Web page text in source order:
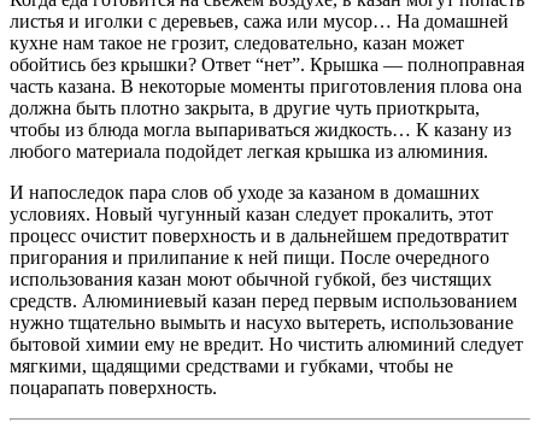
листья и иголки с деревьев, сажа или мусор… На домашней
кухне нам такое не грозит, следовательно, казан может
обойтись без крышки? Ответ “нет”. Крышка — полноправная
часть казана. В некоторые моменты приготовления плова она
должна быть плотно закрыта, в другие чуть приоткрыта,
чтобы из блюда могла выпариваться жидкость… К казану из
любого материала подойдет легкая крышка из алюминия.
И напоследок пара слов об уходе за казаном в домашних
условиях. Новый чугунный казан следует прокалить, этот
процесс очистит поверхность и в дальнейшем предотвратит
пригорания и прилипание к ней пищи. После очередного
использования казан моют обычной губкой, без чистящих
средств. Алюминиевый казан перед первым использованием
нужно тщательно вымыть и насухо вытереть, использование
бытовой химии ему не вредит. Но чистить алюминий следует
мягкими, щадящими средствами и губками, чтобы не
поцарапать поверхность.